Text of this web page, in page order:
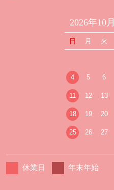
2026年10月
日 月 火
4 5 6
11 12 13
18 19 20
25 26 27
休業日 年末年始